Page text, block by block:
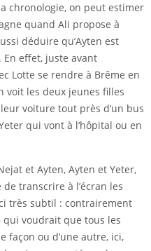
chronologie, on peut estimer
quand Ali propose à
déduire qu’Ayten est
En effet, juste avant
Lotte se rendre à Brême en
voit les deux jeunes filles
voiture tout près d’un bus
qui vont à l’hôpital ou en
et Ayten, Ayten et Yeter,
transcrire à l’écran les
très subtil : contrairement
voudrait que tous les
façon ou d’une autre, ici,